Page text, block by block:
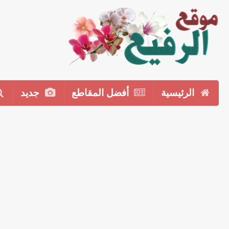
الرئيسية أفضل المقاطع جديد